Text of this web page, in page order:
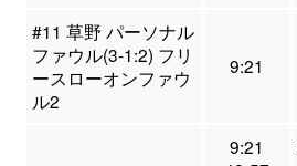
#11 草野 パーソナル
ファウル(3-1:2) フリ
ースローオンファウ
ル2
9:21
9:21